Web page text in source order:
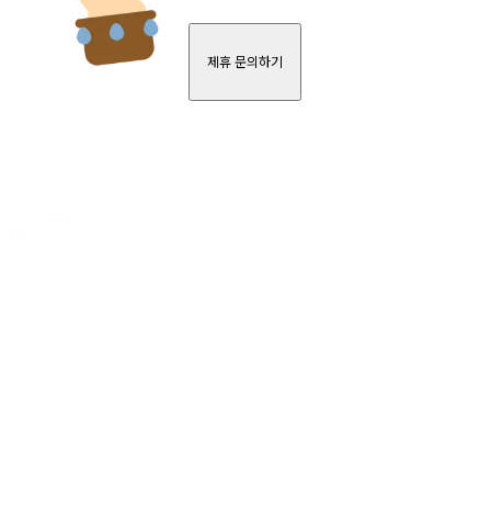
제휴 문의하기